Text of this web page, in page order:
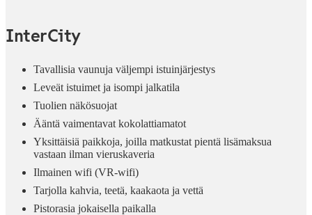
InterCity
Tavallisia vaunuja väljempi istuinjärjestys
Leveät istuimet ja isompi jalkatila
Tuolien näkösuojat
Ääntä vaimentavat kokolattiamatot
Yksittäisiä paikkoja, joilla matkustat pientä lisämaksua
vastaan ilman vieruskaveria
Ilmainen wifi (VR-wifi)
Tarjolla kahvia, teetä, kaakaota ja vettä
Pistorasia jokaisella paikalla